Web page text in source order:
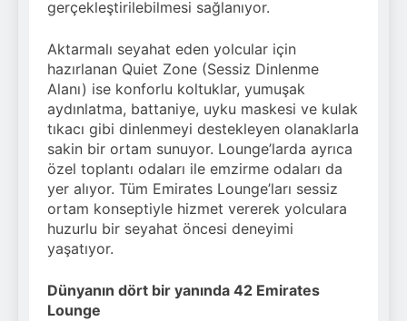
gerçekleştirilebilmesi sağlanıyor.
Aktarmalı seyahat eden yolcular için
hazırlanan Quiet Zone (Sessiz Dinlenme
Alanı) ise konforlu koltuklar, yumuşak
aydınlatma, battaniye, uyku maskesi ve kulak
tıkacı gibi dinlenmeyi destekleyen olanaklarla
sakin bir ortam sunuyor. Lounge’larda ayrıca
özel toplantı odaları ile emzirme odaları da
yer alıyor. Tüm Emirates Lounge’ları sessiz
ortam konseptiyle hizmet vererek yolculara
huzurlu bir seyahat öncesi deneyimi
yaşatıyor.
Dünyanın dört bir yanında 42 Emirates
Lounge